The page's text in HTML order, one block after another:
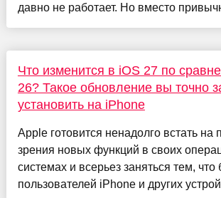
давно не работает. Но вместо
Что изменится в iOS 27 по
26? Такое обновление вы точно
установить на iPhone
Apple готовится ненадолго встать на
зрения новых функций в своих
системах и всерьез заняться тем, что
пользователей iPhone и других